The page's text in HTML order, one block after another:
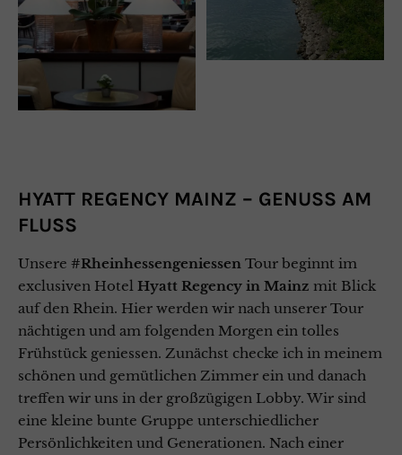
HYATT REGENCY MAINZ – GENUSS AM
FLUSS
Unsere #Rheinhessengeniessen Tour beginnt im
exclusiven Hotel Hyatt Regency in Mainz mit Blick
auf den Rhein. Hier werden wir nach unserer Tour
nächtigen und am folgenden Morgen ein tolles
Frühstück geniessen. Zunächst checke ich in meinem
schönen und gemütlichen Zimmer ein und danach
treffen wir uns in der großzügigen Lobby. Wir sind
eine kleine bunte Gruppe unterschiedlicher
Persönlichkeiten und Generationen. Nach einer